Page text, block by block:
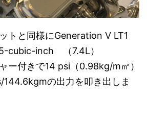
トと同様にGeneration V LT1
cubic-inch （7.4L）
ー付きで14 psi（0.98kg/m㎡）
144.6kgmの出力を叩き出しま